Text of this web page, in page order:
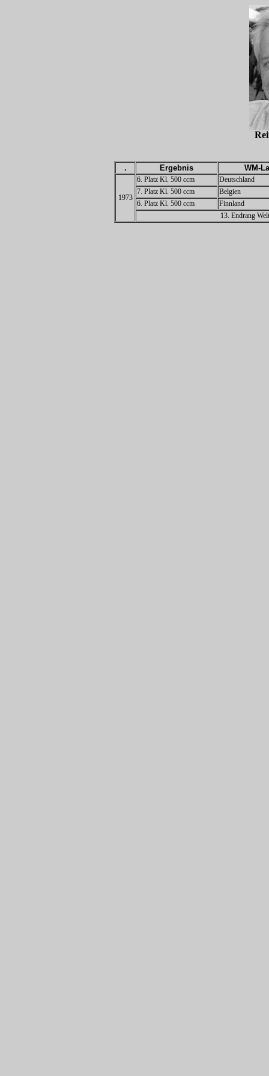
. Ergebnis WM-
1973
6. Platz Kl. 500 ccm
Deutschland
7. Platz Kl. 500 ccm
Belgien
6. Platz Kl. 500 ccm
Finnland
13. Endrang